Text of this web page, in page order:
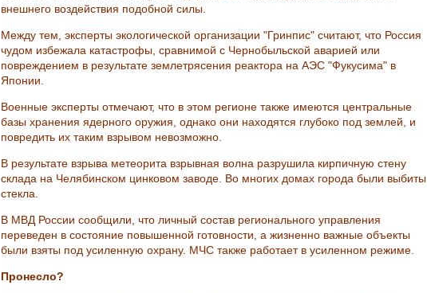
внешнего воздействия подобной силы.
Между тем, эксперты экологической организации "Гринпис" считают, что Россия
чудом избежала катастрофы, сравнимой с Чернобыльской аварией или
повреждением в результате землетрясения реактора на АЭС "Фукусима" в
Японии.
Военные эксперты отмечают, что в этом регионе также имеются центральные
базы хранения ядерного оружия, однако они находятся глубоко под землей, и
повредить их таким взрывом невозможно.
В результате взрыва метеорита взрывная волна разрушила кирпичную стену
склада на Челябинском цинковом заводе. Во многих домах города были выбиты
стекла.
В МВД России сообщили, что личный состав регионального управления
переведен в состояние повышенной готовности, а жизненно важные объекты
были взяты под усиленную охрану. МЧС также работает в усиленном режиме.
Пронесло?